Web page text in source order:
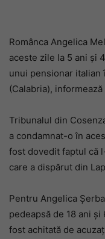
Românca Angelica
aceste zile la 5 ani și
unui pensionar italian
(Calabria), informează
Tribunalul din
a condamnat-o în
fost dovedit faptul că
care a dispărut din
Pentru Angelica
pedeapsă de 18 ani
fost achitată de